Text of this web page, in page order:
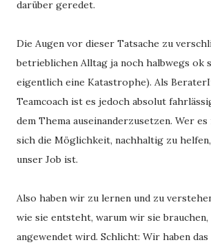
darüber geredet.
Die Augen vor dieser Tatsache zu
betrieblichen Alltag ja noch halbwegs ok
eigentlich eine Katastrophe). Als
Teamcoach ist es jedoch absolut
dem Thema auseinanderzusetzen. Wer
sich die Möglichkeit, nachhaltig zu
unser Job ist.
Also haben wir zu lernen und zu
wie sie entsteht, warum wir sie brauchen,
angewendet wird. Schlicht: Wir haben